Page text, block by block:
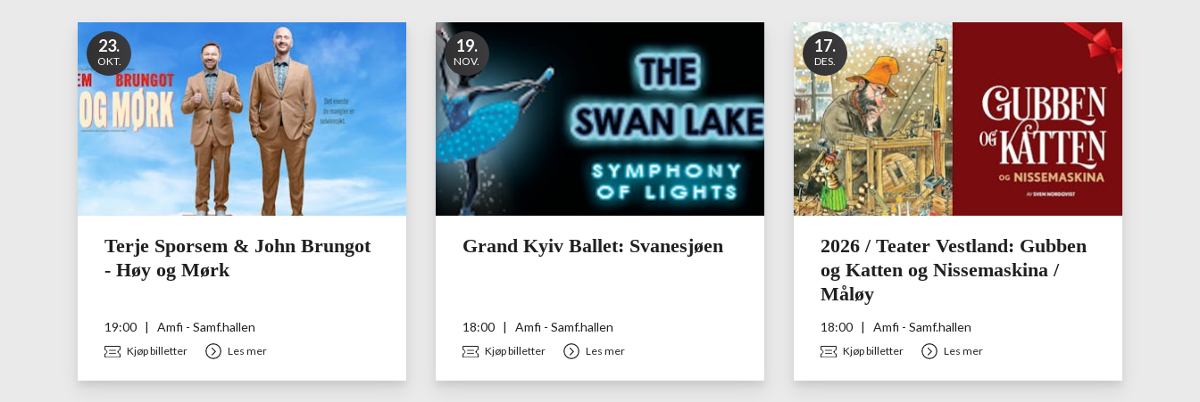
23.
OKT.
Terje Sporsem & John Brungot
- Høy og Mørk
19:00 | Amfi - Samf.hallen
Kjøp billetter Les mer
19.
NOV.
Grand Kyiv Ballet: Svanesjøen
18:00 | Amfi - Samf.hallen
Kjøp billetter Les mer
17.
DES.
2026 / Teater Vestland: Gubben
og Katten og Nissemaskina /
Måløy
18:00 | Amfi - Samf.hallen
Kjøp billetter Les mer